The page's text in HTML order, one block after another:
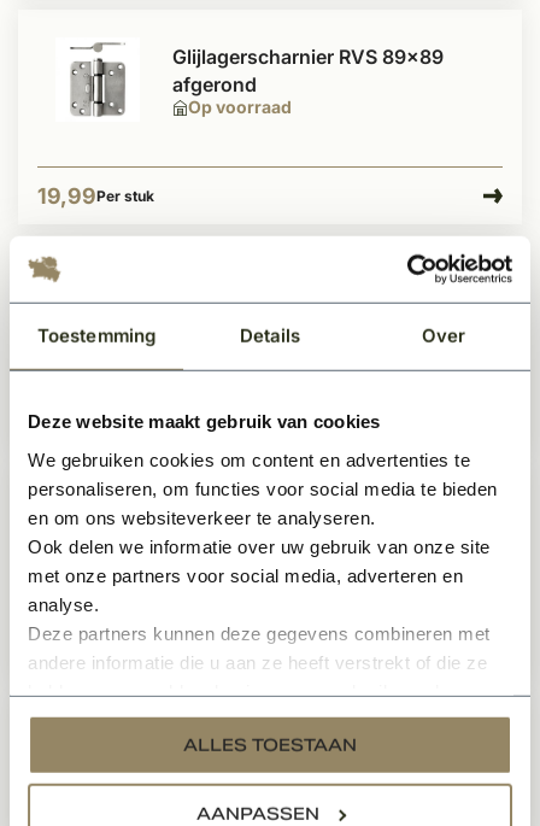
Toestemming Details Over
Deze website maakt gebruik van cookies
We gebruiken cookies om content en advertenties te
personaliseren, om functies voor social media te bieden
en om ons websiteverkeer te analyseren.
Ook delen we informatie over uw gebruik van onze site
met onze partners voor social media, adverteren en
analyse.
Deze partners kunnen deze gegevens combineren met
andere informatie die u aan ze heeft verstrekt of die ze
services.
ALLES TOESTAAN
AANPASSEN
Op voorraad
Glijlagerscharnier RVS 89x89
afgerond
19,99Per stuk
Op voorraad
SKG3 Glijlagerscharnier RVS 89x89
19,99Per stuk
Op voorraad
Glijlagerscharnier zwart Intersteel
89x89 Links
18,99 Per stuk
Glijlagerscharnier staal verzinkt
89x89